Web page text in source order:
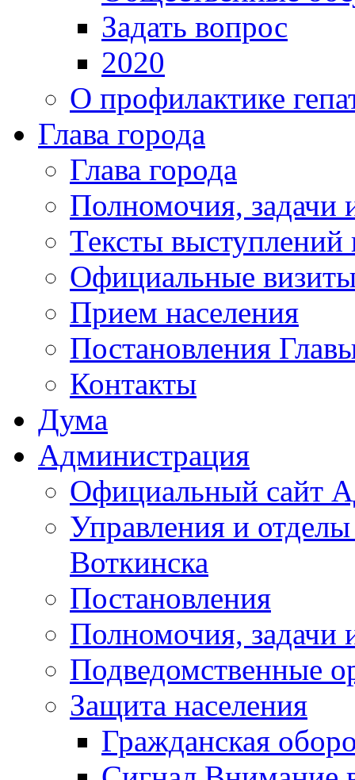
Задать вопрос
2020
О профилактике
Глава города
Глава города
Полномочия, задачи
Тексты выступлений
Официальные
Прием населения
Постановления
Контакты
Дума
Администрация
Официальный сайт
Управления и
Воткинска
Постановления
Полномочия, задачи
Подведомственные
Защита населения
Гражданская